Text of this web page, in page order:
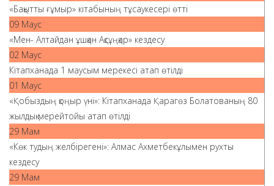
«Бақытты ғұмыр» кітабының тұсаукесері өтті
09 Маус
«Мен- Алтайдан ұшқан Ақсұңқар» кездесу
02 Маус
Кітапханада 1 маусым мерекесі атап өтілді
01 Маус
«Қобыздың қоңыр үні»: Кітапханада Қарагөз Болатованың 80
жылдық мерейтойы атап өтілді
29 Мам
«Көк тудың желбірегені»: Алмас Ахметбекұлымен рухты
кездесу
29 Мам